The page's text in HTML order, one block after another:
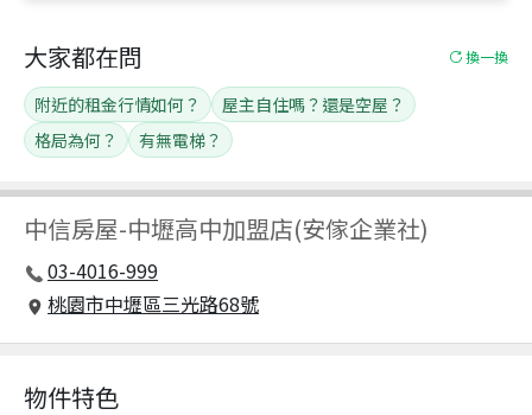
中信房屋-中壢高中加盟店(安傢企業社)
03-4016-999
桃園市中壢區三光路68號
大家都在問 換一換
附近的租金行情如何？
屋主自住嗎？還是空屋？
格局為何？
有無電梯？
物件特色